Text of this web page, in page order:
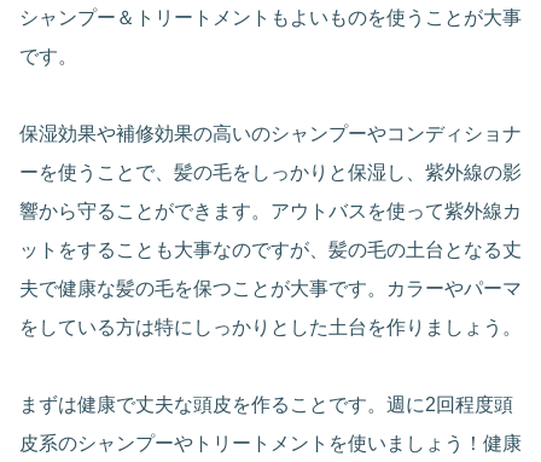
シャンプー＆トリートメントもよいものを使うことが大事
です。
保湿効果や補修効果の高いのシャンプーやコンディショナ
ーを使うことで、髪の毛をしっかりと保湿し、紫外線の影
響から守ることができます。アウトバスを使って紫外線カ
ットをすることも大事なのですが、髪の毛の土台となる丈
夫で健康な髪の毛を保つことが大事です。カラーやパーマ
をしている方は特にしっかりとした土台を作りましょう。
まずは健康で丈夫な頭皮を作ることです。週に2回程度頭
皮系のシャンプーやトリートメントを使いましょう！健康